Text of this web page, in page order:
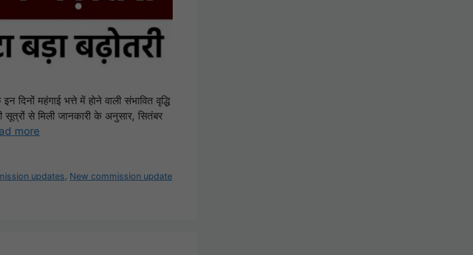
महंगाई भत्ते में होने वाली संभावित वृद्धि
सूत्रों से मिली जानकारी के अनुसार, सितंबर
more
updates, New commission update